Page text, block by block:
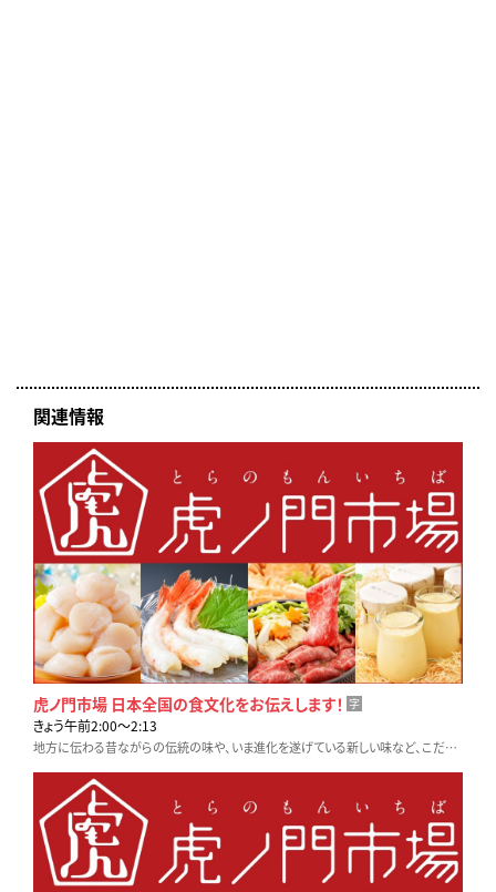
関連情報
虎ノ門市場 日本全国の食文化をお伝えします！ 字
きょう午前2:00〜2:13
地方に伝わる昔ながらの伝統の味や、いま進化を遂げている新しい味など、こだわりの生産者や料理人に密着取材します。テレビ東京「虎ノ門市場」でお取り寄せも可能です！